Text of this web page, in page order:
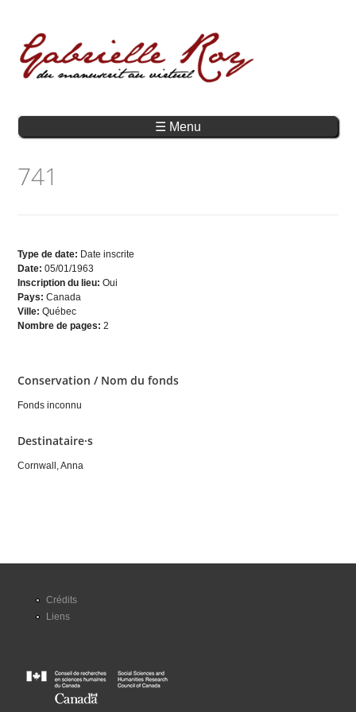
☰ Menu
741
Type de date: Date inscrite
Date:05/01/1963
Inscription du lieu:Oui
Pays:Canada
Ville:Québec
Nombre de pages:2
Conservation / Nom du fonds
Fonds inconnu
Destinataire·s
Cornwall, Anna
Crédits
Liens